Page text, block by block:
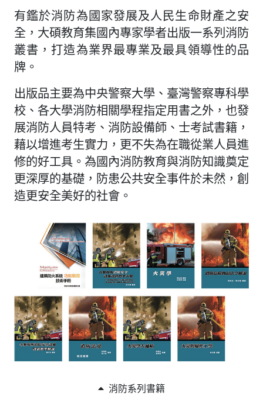
有鑑於消防為國家發展及人民生命財產之安
全，大碩教育集國內專家學者出版一系列消防
叢書，打造為業界最專業及最具領導性的品
牌。
出版品主要為中央警察大學、臺灣警察專科學
校、各大學消防相關學程指定用書之外，也發
展消防人員特考、消防設備師、士考試書籍，
藉以增進考生實力，更不失為在職從業人員進
修的好工具。為國內消防教育與消防知識奠定
更深厚的基礎，防患公共安全事件於未然，創
造更安全美好的社會。
消防系列書籍